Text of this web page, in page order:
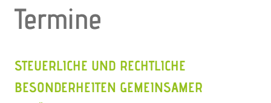
Termine
STEUERLICHE UND RECHTLICHE
BESONDERHEITEN GEMEINSAMER